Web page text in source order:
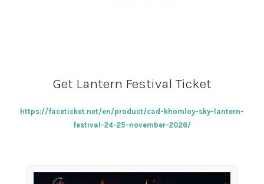
Get Lantern Festival Ticket
https://faceticket.net/en/product/cad-khomloy-sky-lantern-
festival-24-25-november-2026/